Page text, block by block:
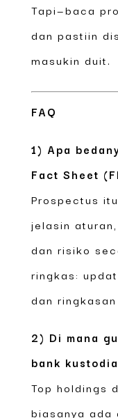
Tapi—baca
dan pastiin
masukin duit.
FAQ
1) Apa
Fact Sheet
Prospectus
jelasin
dan risiko
ringkas:
dan
2) Di mana
bank
Top holdings
biasanya ada